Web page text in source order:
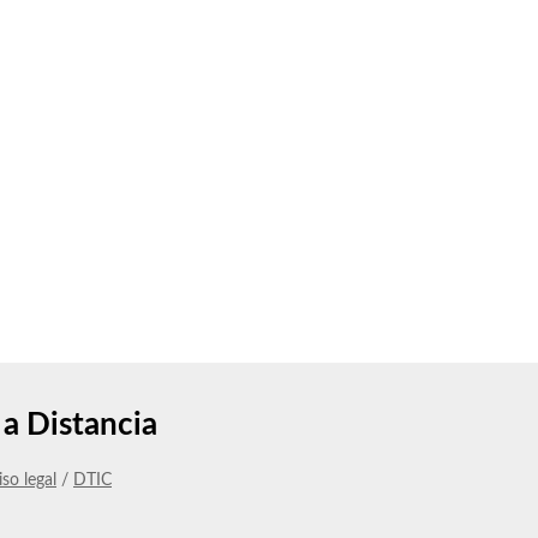
Distancia
legal / DTIC